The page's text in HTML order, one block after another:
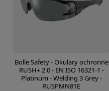
Bolle Safety - Okulary ochronne
RUSH+ 2.0 - EN ISO 16321-1 -
Platinum - Welding 3 Grey -
RUSPMN81E